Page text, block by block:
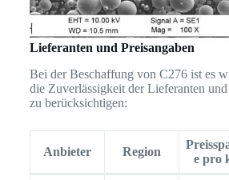
Lieferanten und Preisangaben
Bei der Beschaffung von C276 ist es
die Zuverlässigkeit der Lieferanten
zu berücksichtigen:
Anbieter Region
e pro